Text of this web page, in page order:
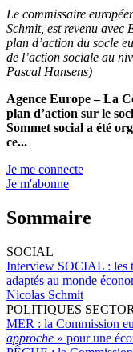
Le commissaire
Schmit, est revenu avec
plan d’action du socle
de l’action sociale au
Pascal Hansens)
Agence Europe – La
plan d’action sur le
Sommet social a été
ce...
Je me connecte
Je m'abonne
Sommaire
SOCIAL
Interview SOCIAL : les
adaptés au monde
Nicolas Schmit
POLITIQUES
MER : la Commission
approche » pour une